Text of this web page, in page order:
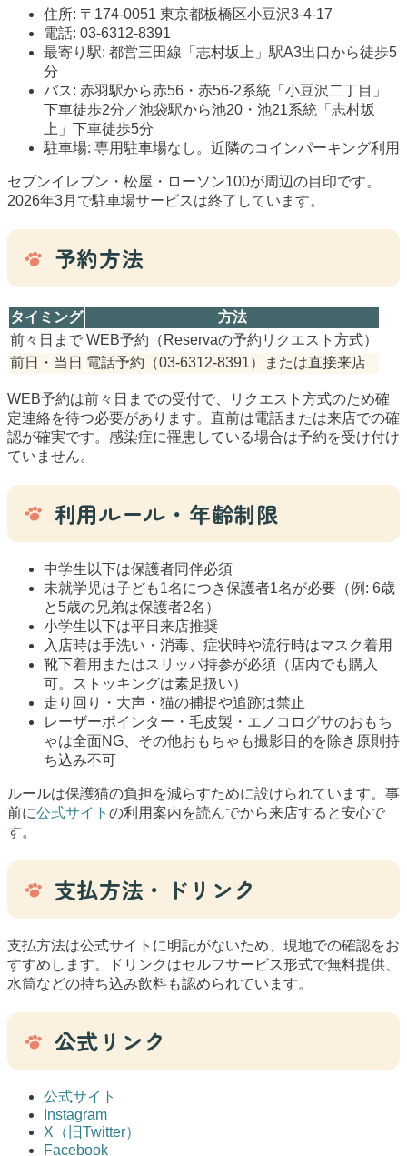
住所: 〒174-0051 東京都板橋区小豆沢3-4-17
電話: 03-6312-8391
最寄り駅: 都営三田線「志村坂上」駅A3出口から徒歩5
分
バス: 赤羽駅から赤56・赤56-2系統「小豆沢二丁目」
下車徒歩2分／池袋駅から池20・池21系統「志村坂
上」下車徒歩5分
駐車場: 専用駐車場なし。近隣のコインパーキング利用
セブンイレブン・松屋・ローソン100が周辺の目印です。
2026年3月で駐車場サービスは終了しています。
予約方法
タイミング
方法
前々日まで WEB予約（Reservaの予約リクエスト方式）
前日・当日 電話予約（03-6312-8391）または直接来店
WEB予約は前々日までの受付で、リクエスト方式のため確
定連絡を待つ必要があります。直前は電話または来店での確
認が確実です。感染症に罹患している場合は予約を受け付け
ていません。
利用ルール・年齢制限
中学生以下は保護者同伴必須
未就学児は子ども1名につき保護者1名が必要（例: 6歳
と5歳の兄弟は保護者2名）
小学生以下は平日来店推奨
入店時は手洗い・消毒、症状時や流行時はマスク着用
靴下着用またはスリッパ持参が必須（店内でも購入
可。ストッキングは素足扱い）
走り回り・大声・猫の捕捉や追跡は禁止
レーザーポインター・毛皮製・エノコログサのおもち
ゃは全面NG、その他おもちゃも撮影目的を除き原則持
ち込み不可
ルールは保護猫の負担を減らすために設けられています。事
前に公式サイト の利用案内を読んでから来店すると安心で
す。
支払方法・ドリンク
支払方法は公式サイトに明記がないため、現地での確認をお
すすめします。ドリンクはセルフサービス形式で無料提供、
水筒などの持ち込み飲料も認められています。
公式リンク
公式サイト
Instagram
X（旧Twitter）
Facebook